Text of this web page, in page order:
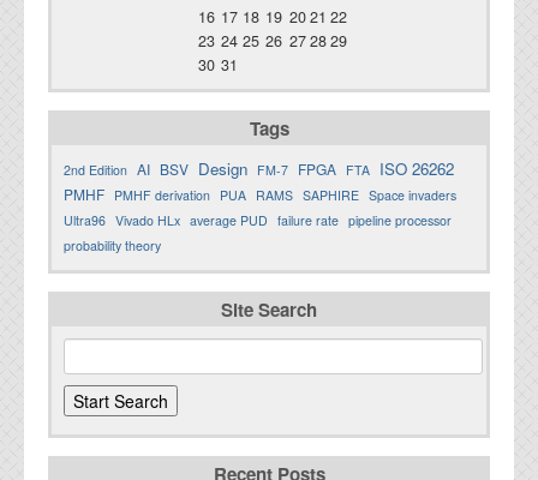
16 17 18 19 2021 22
23 24 25 26 272829
30 31
Tags
2nd Edition AI BSV Design FM-7 FPGA FTA ISO 26262
PMHF PMHF derivation PUA RAMS SAPHIRE Space invaders
Ultra96 Vivado HLx average PUD failure rate pipeline processor
probability theory
Site Search
Recent Posts